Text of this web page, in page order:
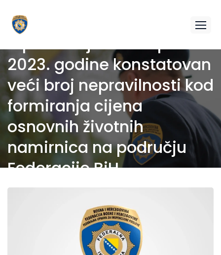
U periodu januar-april
2023. godine konstatovan
veći broj nepravilnosti kod
formiranja cijena
osnovnih životnih
namirnica na području
Federacije BiH